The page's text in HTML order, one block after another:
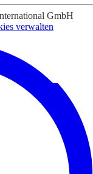
GmbH
verwalten